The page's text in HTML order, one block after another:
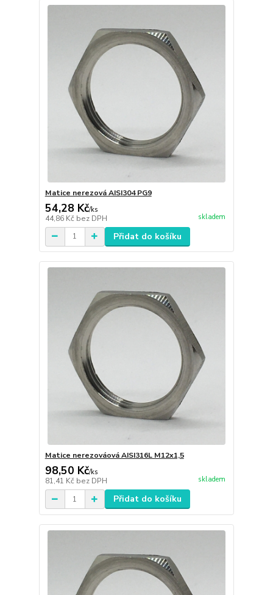
Matice nerezová AISI304 PG9
54,28 Kč/ks
44,86 Kč bez DPH skladem
Přidat do košíku
Matice nerezováová AISI316L M12x1,5
98,50 Kč/ks
81,41 Kč bez DPH skladem
Přidat do košíku